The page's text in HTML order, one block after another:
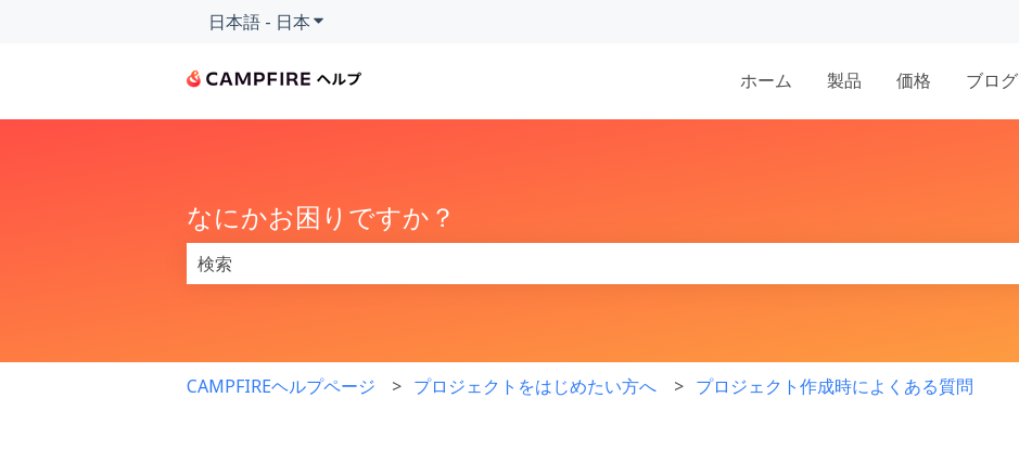
日本語 - 日本翻訳のサブメニューを表示
ホーム 製品 価格 ブログ
なにかお困りですか？
CAMPFIREヘルプページ プロジェクトをはじめたい方へ プロジェクト作成時によくある質問